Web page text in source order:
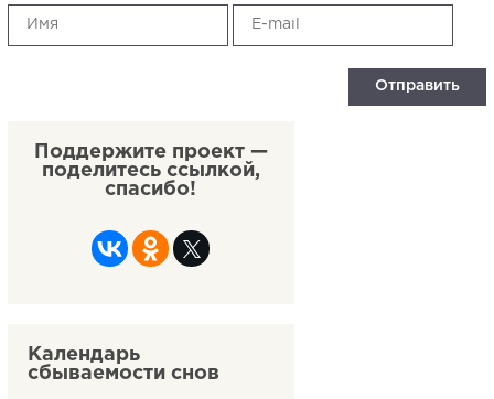
Поддержите проект —
поделитесь ссылкой,
спасибо!
Календарь
сбываемости снов